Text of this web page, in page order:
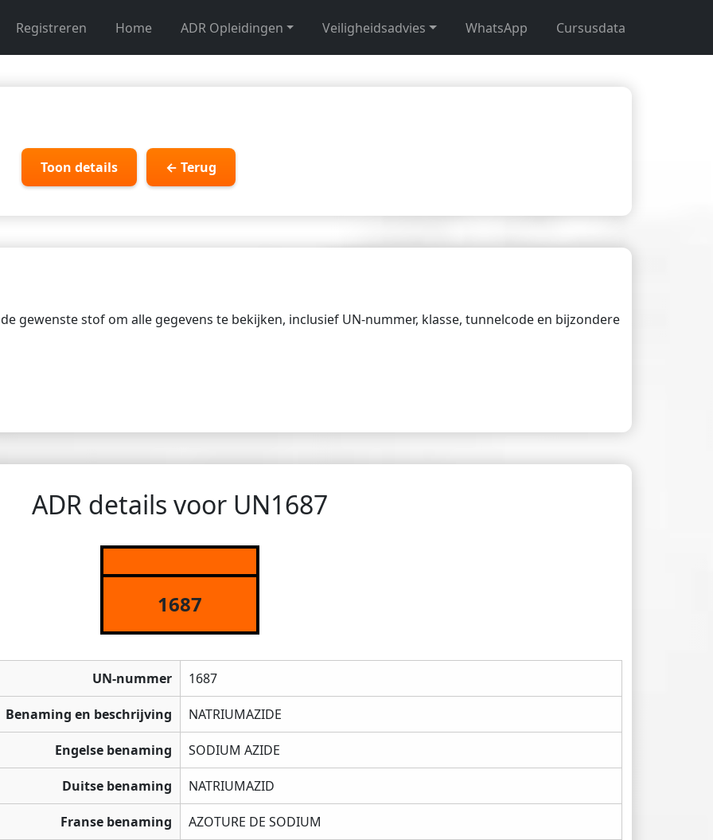
Registreren Home ADR Opleidingen Veiligheidsadvies WhatsApp Cursusdata
Toon details ← Terug
gewenste stof om alle gegevens te bekijken, inclusief UN-nummer, klasse, tunnelcode en bijzondere
ADR details voor UN1687
1687
UN-nummer 1687
Benaming en beschrijving NATRIUMAZIDE
Engelse benaming SODIUM AZIDE
Duitse benaming NATRIUMAZID
Franse benaming AZOTURE DE SODIUM